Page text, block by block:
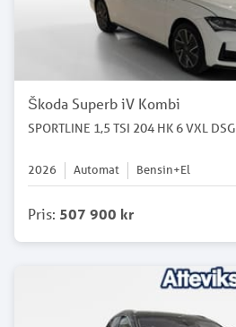
Škoda Superb iV Kombi
SPORTLINE 1,5 TSI 204 HK 6 VXL DSG
2026 Automat Bensin+El
Pris: 507 900 kr